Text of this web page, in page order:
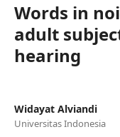
Words in
adult
hearing
Widayat Alviandi
Universitas Indonesia